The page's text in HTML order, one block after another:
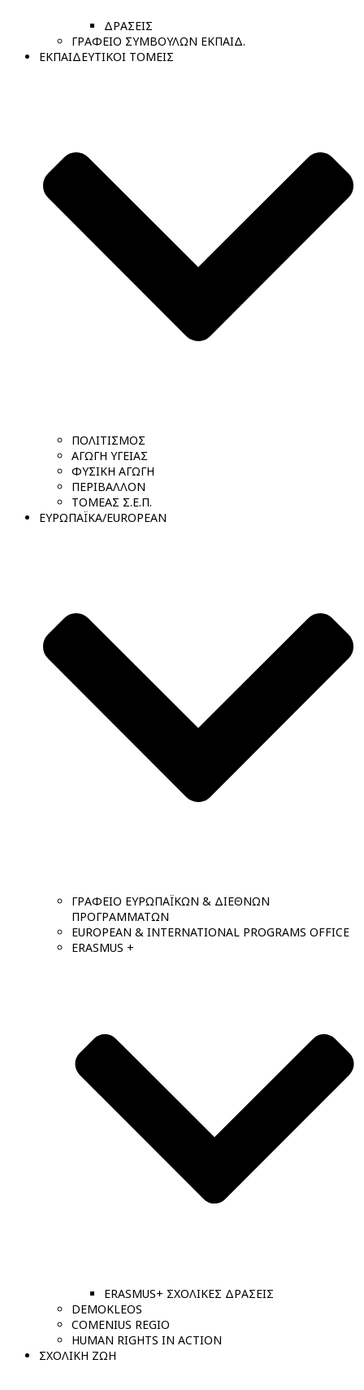
ΔΡΑΣΕΙΣ
ΓΡΑΦΕΙΟ ΣΥΜΒΟΥΛΩΝ ΕΚΠΑΙΔ.
ΕΚΠΑΙΔΕΥΤΙΚΟΙ ΤΟΜΕΙΣ
ΠΟΛΙΤΙΣΜΟΣ
ΑΓΩΓΗ ΥΓΕΙΑΣ
ΦΥΣΙΚΗ ΑΓΩΓΗ
ΠΕΡΙΒΑΛΛΟΝ
ΤΟΜΕΑΣ Σ.Ε.Π.
ΕΥΡΩΠΑΪΚΑ/EUROPEAN
ΓΡΑΦΕΙΟ ΕΥΡΩΠΑΪΚΩΝ & ΔΙΕΘΝΩΝ
ΠΡΟΓΡΑΜΜΑΤΩΝ
EUROPEAN & INTERNATIONAL PROGRAMS OFFICE
ERASMUS +
ERASMUS+ ΣΧΟΛΙΚΕΣ ΔΡΑΣΕΙΣ
DEMOKLEOS
COMENIUS REGIO
HUMAN RIGHTS IN ACTION
ΣΧΟΛΙΚΗ ΖΩΗ